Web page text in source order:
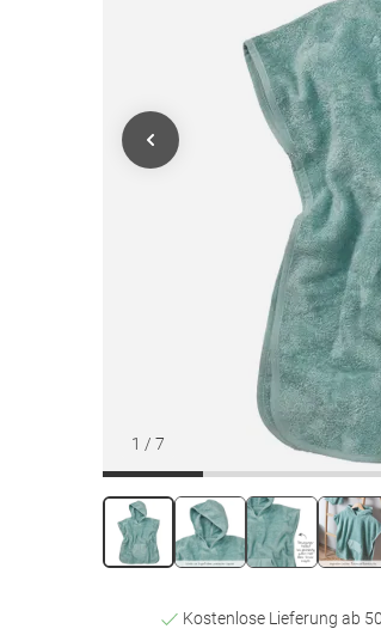
1 / 7
Kostenlose Lieferung ab